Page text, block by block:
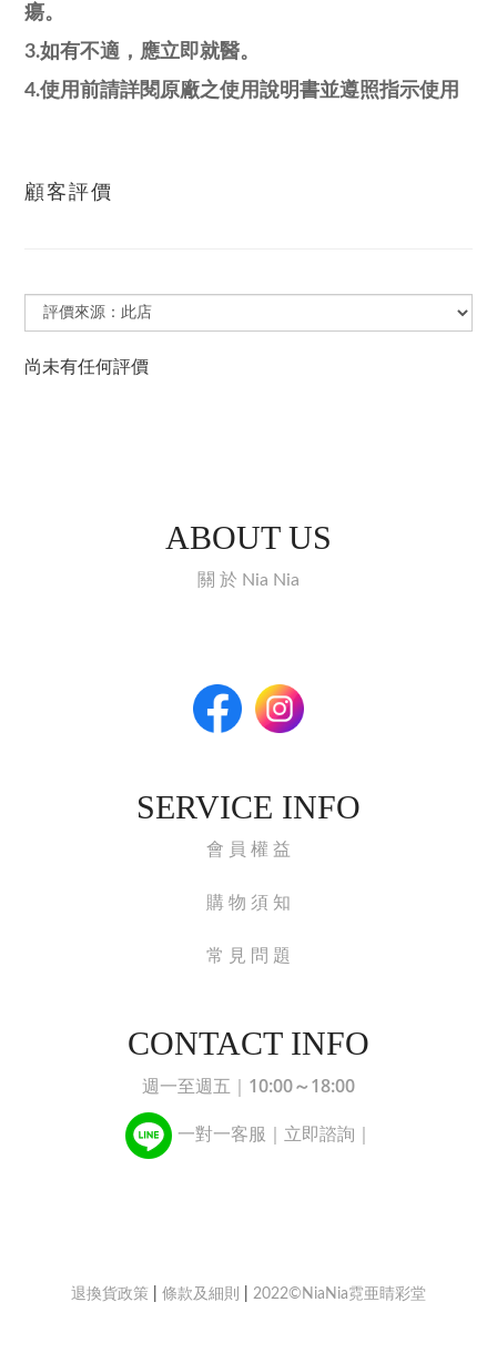
瘍。
3.如有不適，應立即就醫。
4.使用前請詳閱原廠之使用說明書並遵照指示使用
顧客評價
尚未有任何評價
ABOUT US
關 於 Nia Nia
SERVICE INFO
會 員 權 益
購 物 須 知
常 見 問 題
CONTACT INFO
週一至週五｜ 10:00～18:00
一對一客服｜立即諮詢｜
退換貨政策 條款及細則 2022©NiaNia霓亜睛彩堂